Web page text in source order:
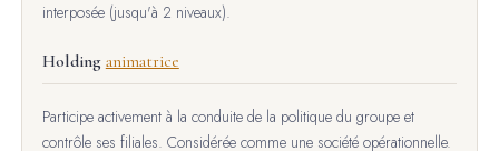
interposée (jusqu'à 2 niveaux).
Holding animatrice
Participe activement à la conduite de la politique du groupe et
contrôle ses filiales. Considérée comme une société opérationnelle.